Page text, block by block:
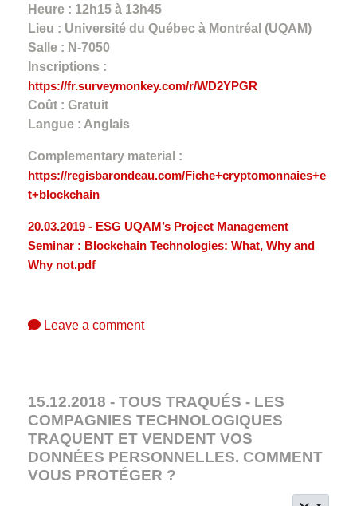
Heure : 12h15 à 13h45
Lieu : Université du Québec à Montréal (UQAM)
Salle : N-7050
Inscriptions :
https://fr.surveymonkey.com/r/WD2YPGR
Coût : Gratuit
Langue : Anglais
Complementary material :
https://regisbarondeau.com/Fiche+cryptomonnaies+e
t+blockchain
20.03.2019 - ESG UQAM’s Project Management
Seminar : Blockchain Technologies: What, Why and
Why not.pdf
Leave a comment
15.12.2018 - TOUS TRAQUÉS - LES
COMPAGNIES TECHNOLOGIQUES
TRAQUENT ET VENDENT VOS
DONNÉES PERSONNELLES. COMMENT
VOUS PROTÉGER ?